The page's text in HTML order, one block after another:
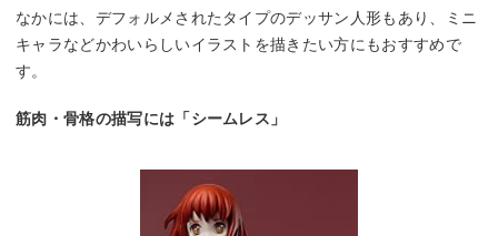
なかには、デフォルメされたタイプのデッサン人形もあり、ミニ
キャラなどかわいらしいイラストを描きたい方にもおすすめで
す。
筋肉・骨格の描写には「シームレス」